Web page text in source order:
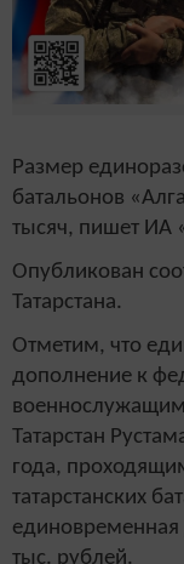
Размер
батальонов
тысяч, пишет ИА
Опубликован
Татарстана.
Отметим, что
дополнение к
Татарстан
года,
татарстанских
тыс. рублей.